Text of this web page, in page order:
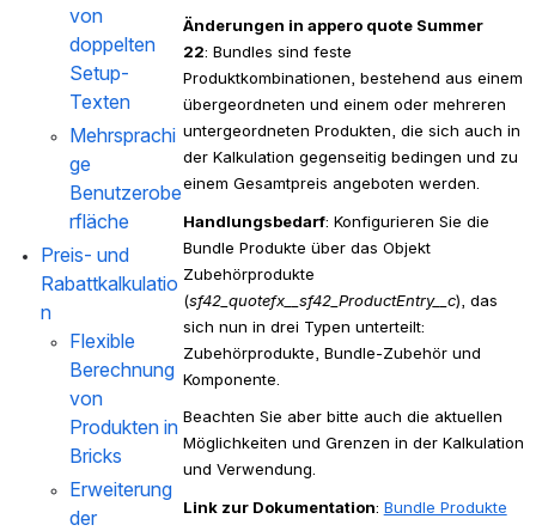
von
doppelten
Setup-
Texten
Mehrsprachi
ge
Benutzerobe
rfläche
Preis- und
Rabattkalkulatio
n
Flexible
Berechnung
von
Produkten in
Bricks
Erweiterung
der
Änderungen in appero quote Summer
22: Bundles sind feste
Produktkombinationen, bestehend aus einem
übergeordneten und einem oder mehreren
untergeordneten Produkten, die sich auch in
der Kalkulation gegenseitig bedingen und zu
einem Gesamtpreis angeboten werden.
Handlungsbedarf: Konfigurieren Sie die
Bundle Produkte über das Objekt
Zubehörprodukte
(sf42_quotefx__sf42_ProductEntry__c), das
sich nun in drei Typen unterteilt:
Zubehörprodukte, Bundle-Zubehör und
Komponente.
Beachten Sie aber bitte auch die aktuellen
Möglichkeiten und Grenzen in der Kalkulation
und Verwendung.
Link zur Dokumentation: Bundle Produkte